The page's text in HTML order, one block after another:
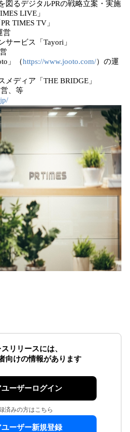
るデジタルPRの戦略立案・実施
LIVE」
TIMES TV」
営
ービス「Tayori」
」（https://www.jooto.com/）の運
ディア「THE BRIDGE」
、等
リリースには、
向けの情報があります
ユーザーログイン
済みの方はこちら
ユーザー新規登録